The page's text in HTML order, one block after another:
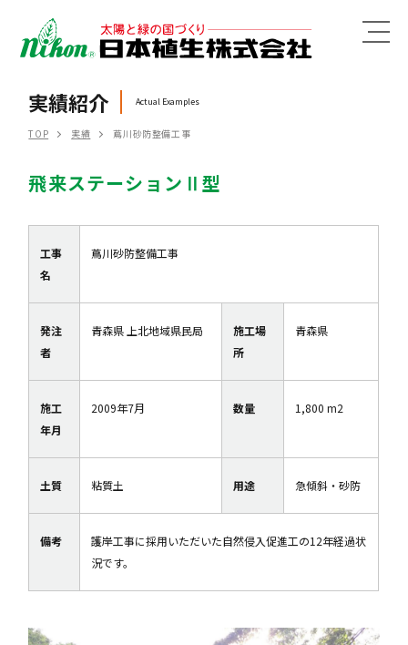
MENU
実績紹介 Actual Examples
TOP 実績 蔦川砂防整備工事
飛来ステーションⅡ型
工事
名
蔦川砂防整備工事
発注
者
青森県 上北地域県民局
施工場
所
青森県
施工
年月
2009年7月 数量 1,800 m2
土質 粘質土 用途 急傾斜・砂防
備考
護岸工事に採用いただいた自然侵入促進工の12年経過状
況です。